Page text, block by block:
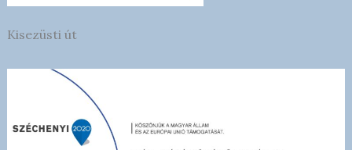
Kisezüsti út